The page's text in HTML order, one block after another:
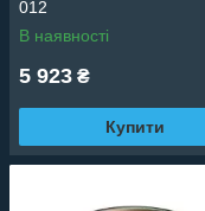
012
В наявності
5 923 ₴
Купити